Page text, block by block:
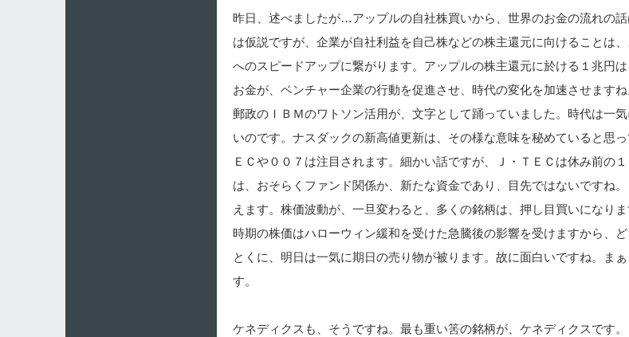
昨日、述べましたが…アップルの自社株買いから、世界のお金の流れの
は仮説ですが、企業が自社利益を自己株などの株主還元に向けることは
へのスピードアップに繋がります。アップルの株主還元に於ける１兆円
お金が、ベンチャー企業の行動を促進させ、時代の変化を加速させます
郵政のＩＢＭのワトソン活用が、文字として踊っていました。時代は一
いのです。ナスダックの新高値更新は、その様な意味を秘めていると思
ＥＣや００７は注目されます。細かい話ですが、Ｊ・ＴＥＣは休み前の
は、おそらくファンド関係か、新たな資金であり、目先ではないですね
えます。株価波動が、一旦変わると、多くの銘柄は、押し目買いになり
時期の株価はハローウィン緩和を受けた急騰後の影響を受けますから、ど
とくに、明日は一気に期日の売り物が被ります。故に面白いですね。ま
す。
ケネディクスも、そうですね。最も重い筈の銘柄が、ケネディクスです